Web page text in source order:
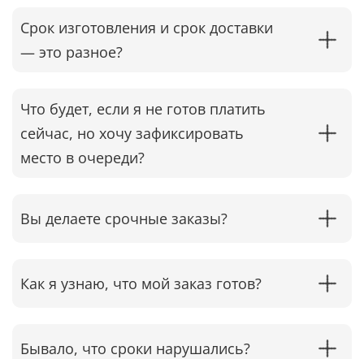
Срок изготовления и срок доставки
— это разное?
Что будет, если я не готов платить
сейчас, но хочу зафиксировать
место в очереди?
Вы делаете срочные заказы?
Как я узнаю, что мой заказ готов?
Бывало, что сроки нарушались?